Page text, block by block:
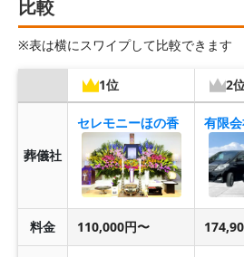
比較
※表は横にスワイプして比較できます
1位 2
葬儀社
セレモニーほの香
料金 110,000円〜